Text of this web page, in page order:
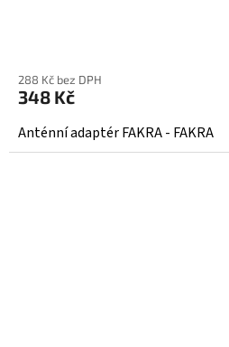
288 Kč bez DPH
348 Kč
Anténní adaptér FAKRA - FAKRA